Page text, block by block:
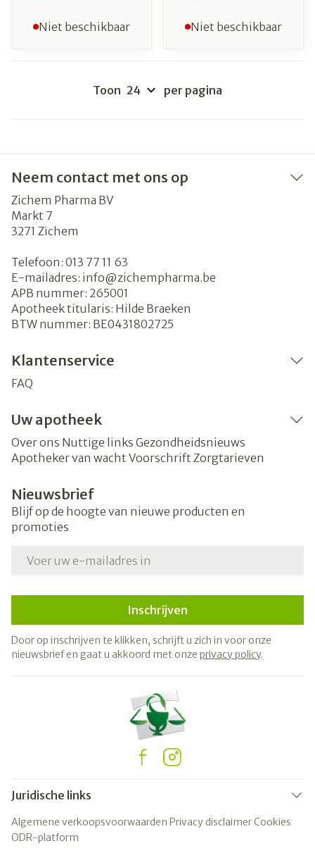
Niet beschikbaar Niet beschikbaar
Toon per pagina
Neem contact met ons op
Zichem Pharma BV
Markt 7
3271 Zichem
Telefoon: 013 77 11 63
E-mailadres: info@zichempharma.be
APB nummer: 265001
Apotheek titularis: Hilde Braeken
BTW nummer: BE0431802725
Klantenservice
FAQ
Uw apotheek
Over ons Nuttige links Gezondheidsnieuws
Apotheker van wacht Voorschrift Zorgtarieven
Nieuwsbrief
Blijf op de hoogte van nieuwe producten en
promoties
Inschrijven
Door op inschrijven te klikken, schrijft u zich in voor onze
nieuwsbrief en gaat u akkoord met onze privacy policy.
Juridische links
Algemene verkoopsvoorwaarden Privacy disclaimerCookies
ODR-platform